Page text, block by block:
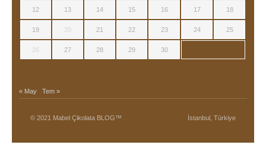
12 13 14 15 16 17 18
19 20 21 22 23 24 25
26 27 28 29 30
« May Tem »
© 2021 Mabel Çikolata BLOG™ İstanbul, Türkiye